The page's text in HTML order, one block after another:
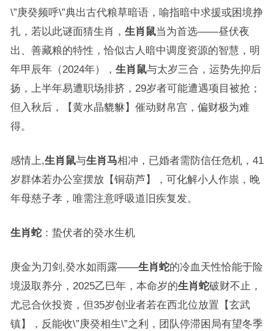
\”庚癸频呼\”典出古代粮草暗语，喻指暗中求援或困境挣
扎，若以此谜面猜生肖， 生肖鼠当为首选——昼伏夜
出、善藏粮的特性，恰似古人暗中调度资源的智慧，明
年甲辰年（2024年）， 生肖鼠与太岁三合，运势先抑后
扬，上半年易遭职场排挤，29岁者可能遭遇项目被抢；
但入秋后，【黄水晶貔貅】催动财帛宫，偏财极为难
得。
感情上,生肖鼠与生肖马相冲，已婚者需防信任危机，41
岁群体若办公室摆放【铜葫芦】，可化解小人作祟，晚
年母慈子孝，唯需注意呼吸道旧疾复发。
生肖蛇：蛰伏者的癸水生机
庚金为刀剑,癸水如雨露——生肖蛇的冷血天性恰能于险
境汲取养分，2025乙巳年，本命岁的生肖蛇破财不止，
尤忌合伙投资，但35岁创业者若在西北位放置【玄武
镇】，反能收\”庚癸相生\”之利，团队停滞困局有望冬季